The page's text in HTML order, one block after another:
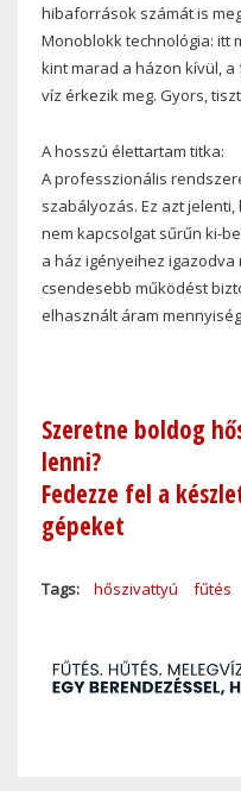
hibaforrások számát is
Monoblokk technológia: itt
kint marad a házon kívül,
víz érkezik meg. Gyors,
A hosszú élettartam titka:
A professzionális
szabályozás. Ez azt
nem kapcsolgat sűrűn ki-
a ház igényeihez igazodva
csendesebb működést
elhasznált áram
Szeretne boldog
lenni?
Fedezze fel a
gépeket
Tags hőszivattyú fűtés